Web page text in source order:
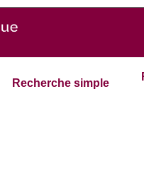
Recherche simple